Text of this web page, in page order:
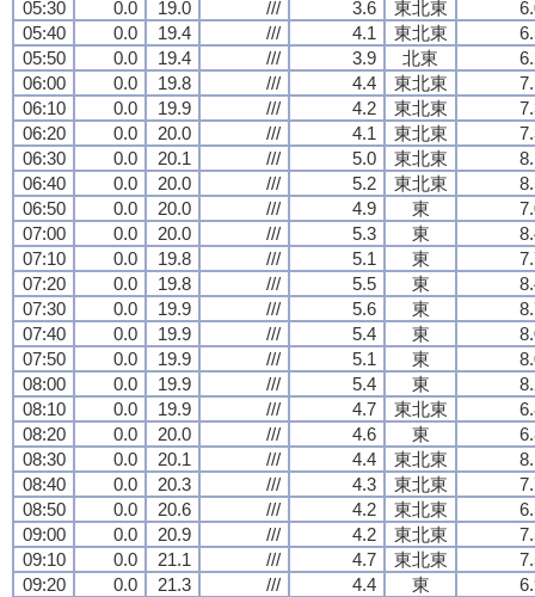
05:30
0.0 19.0 /// 3.6 東北東
05:40
0.0 19.4 /// 4.1 東北東
05:50
0.0 19.4 /// 3.9 北東
06:00
0.0 19.8 /// 4.4 東北東
06:10
0.0 19.9 /// 4.2 東北東
06:20
0.0 20.0 /// 4.1 東北東
06:30
0.0 20.1 /// 5.0 東北東
06:40
0.0 20.0 /// 5.2 東北東
06:50
0.0 20.0 /// 4.9 東
07:00
0.0 20.0 /// 5.3 東
07:10
0.0 19.8 /// 5.1 東
07:20
0.0 19.8 /// 5.5 東
07:30
0.0 19.9 /// 5.6 東
07:40
0.0 19.9 /// 5.4 東
07:50
0.0 19.9 /// 5.1 東
08:00
0.0 19.9 /// 5.4 東
08:10
0.0 19.9 /// 4.7 東北東
08:20
0.0 20.0 /// 4.6 東
08:30
0.0 20.1 /// 4.4 東北東
08:40
0.0 20.3 /// 4.3 東北東
08:50
0.0 20.6 /// 4.2 東北東
09:00
0.0 20.9 /// 4.2 東北東
09:10
0.0 21.1 /// 4.7 東北東
09:20
0.0 21.3 /// 4.4 東